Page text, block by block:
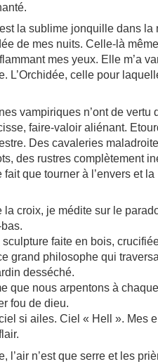
la sublime jonquille dans la
de mes nuits. Celle-là
mes yeux. Elle m’a
L’Orchidée, celle pour
vampiriques n’ont de vertu
faire-valoir aliénant.
Des cavaleries
des rustres complètement
fait que tourner à l’envers et
la croix, je médite sur le
faite en bois,
grand philosophe qui
desséché.
que nous arpentons à
fou de dieu.
si ailes. Ciel « Hell ». Mes
l’air n’est que serre et les